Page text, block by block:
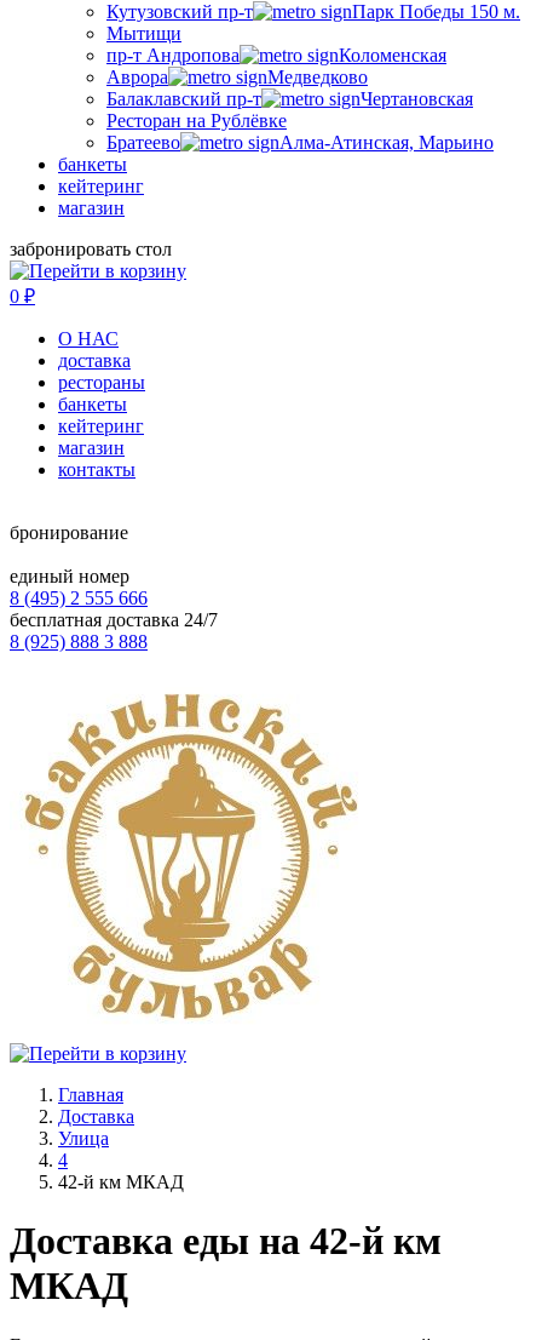
Кутузовский пр-т
Парк Победы 150 м.
Мытищи
пр-т Андропова
Коломенская
Аврора
Медведково
Балаклавский пр-т
Чертановская
Ресторан на Рублёвке
Братеево
Алма-Атинская, Марьино
банкеты
кейтеринг
магазин
забронировать стол
0 ₽
О НАС
доставка
рестораны
банкеты
кейтеринг
магазин
контакты
бронирование
единый номер
8 (495) 2 555 666
бесплатная доставка 24/7
8 (925) 888 3 888
Главная
Доставка
Улица
4
42-й км МКАД
Доставка еды на 42-й км
МКАД